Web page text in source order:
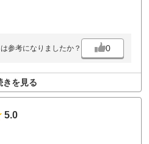
参考になりましたか？ 0
きを見る
5.0